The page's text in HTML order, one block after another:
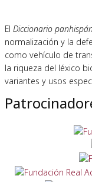
El Diccionario
normalización y la
como vehículo de
la riqueza del léxico
variantes y usos